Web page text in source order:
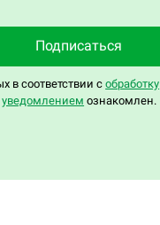
Подписаться
в соответствии собработку
уведомлением ознакомлен.